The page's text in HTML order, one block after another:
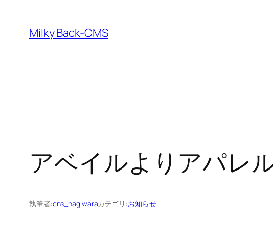
Milky Back-CMS
アベイルよりアパレ
執筆者:cns_hagiwaraカテゴリ:お知らせ